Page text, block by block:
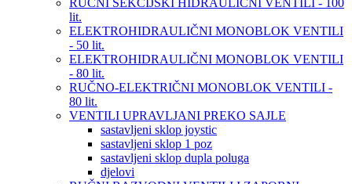
RUČNI SEKCIJSKI HIDRAULIČNI VENTILI - 100
lit.
ELEKTROHIDRAULIČNI MONOBLOK VENTILI
- 50 lit.
ELEKTROHIDRAULIČNI MONOBLOK VENTILI
- 80 lit.
RUČNO-ELEKTRIČNI MONOBLOK VENTILI -
80 lit.
VENTILI UPRAVLJANI PREKO SAJLE
sastavljeni sklop joystic
sastavljeni sklop 1 poz
sastavljeni sklop dupla poluga
djelovi